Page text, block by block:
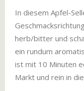
In diesem Apfel-
herb/bitter und
ein rundum
ist mit 10 Minuten
Markt und rein in